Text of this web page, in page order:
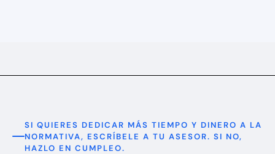
SI QUIERES DEDICAR MÁS TIEMPO Y DINERO A LA
NORMATIVA, ESCRÍBELE A TU ASESOR. SI NO,
HAZLO EN CUMPLEO.